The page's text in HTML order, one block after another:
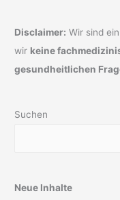
Disclaimer: Wir sind
wir keine
gesundheitlichen
Suchen
Neue Inhalte